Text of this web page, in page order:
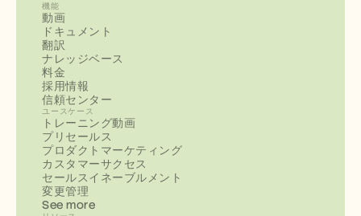
機能
動画
ドキュメント
翻訳
ナレッジベース
料金
採用情報
信頼センター
ユースケース
トレーニング動画
プリセールス
プロダクトマーケティング
カスタマーサクセス
セールスイネーブルメント
変更管理
See more